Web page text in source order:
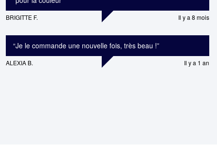
BRIGITTE F. Il y a 8 mois
“Je le commande une nouvelle fois, très beau !”
ALEXIA B. Il y a 1 an